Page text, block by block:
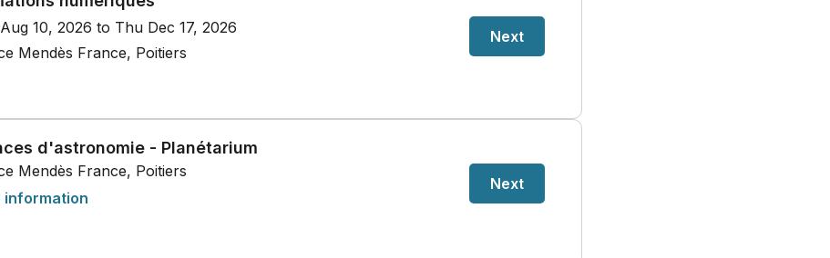
10, 2026 to Thu Dec 17, 2026
Mendès France, Poitiers
Next
d'astronomie - Planétarium
Mendès France, Poitiers
information
Next